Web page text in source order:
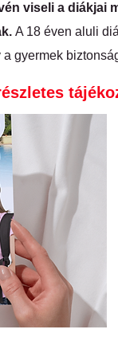
viseli a diákjai
A 18 éven aluli
gyermek